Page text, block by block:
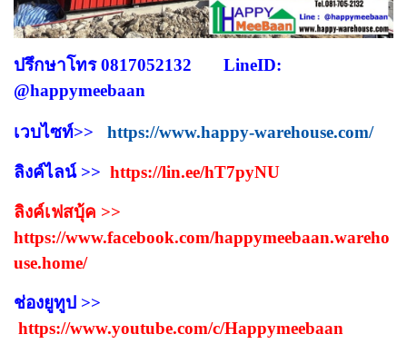
ปรึกษาโทร 0817052132 LineID:
@happymeebaan
เวบไซท์>> https://www.happy-warehouse.com/
ลิงค์ไลน์ >> https://lin.ee/hT7pyNU
ลิงค์เฟสบุ้ค >>
https://www.facebook.com/happymeebaan.wareho
use.home/
ช่องยูทูป >>
https://www.youtube.com/c/Happymeebaan